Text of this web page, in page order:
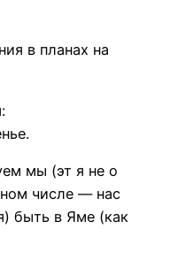
в планах на
мы (эт я не о
числе — нас
быть в Яме (как